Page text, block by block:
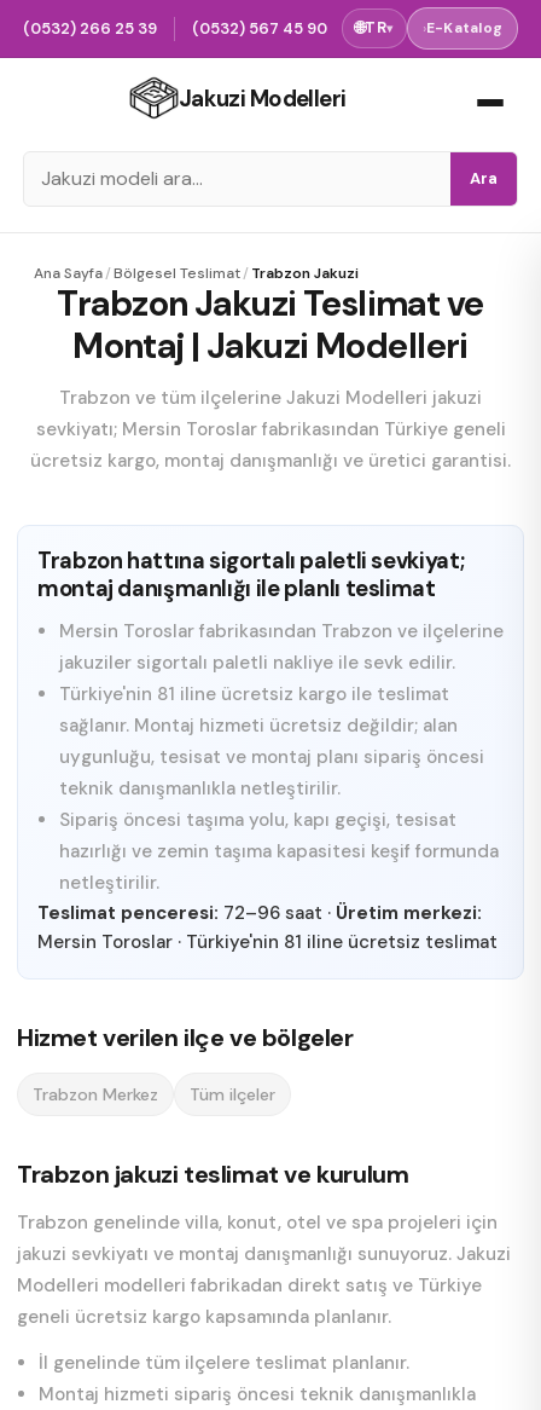
(0532) 266 25 39 (0532) 567 45 90 🌐TR▾ ›E-Katalog
Jakuzi Modelleri
Ara
Ana Sayfa/Bölgesel Teslimat/Trabzon Jakuzi
Trabzon Jakuzi Teslimat ve
Montaj | Jakuzi Modelleri
Trabzon ve tüm ilçelerine Jakuzi Modelleri jakuzi
sevkiyatı; Mersin Toroslar fabrikasından Türkiye geneli
ücretsiz kargo, montaj danışmanlığı ve üretici garantisi.
Trabzon hattına sigortalı paletli sevkiyat;
montaj danışmanlığı ile planlı teslimat
Mersin Toroslar fabrikasından Trabzon ve ilçelerine
jakuziler sigortalı paletli nakliye ile sevk edilir.
Türkiye'nin 81 iline ücretsiz kargo ile teslimat
sağlanır. Montaj hizmeti ücretsiz değildir; alan
uygunluğu, tesisat ve montaj planı sipariş öncesi
teknik danışmanlıkla netleştirilir.
Sipariş öncesi taşıma yolu, kapı geçişi, tesisat
hazırlığı ve zemin taşıma kapasitesi keşif formunda
netleştirilir.
Teslimat penceresi: 72–96 saat · Üretim merkezi:
Mersin Toroslar · Türkiye'nin 81 iline ücretsiz teslimat
Hizmet verilen ilçe ve bölgeler
Trabzon Merkez Tüm ilçeler
Trabzon jakuzi teslimat ve kurulum
Trabzon genelinde villa, konut, otel ve spa projeleri için
jakuzi sevkiyatı ve montaj danışmanlığı sunuyoruz. Jakuzi
Modelleri modelleri fabrikadan direkt satış ve Türkiye
geneli ücretsiz kargo kapsamında planlanır.
İl genelinde tüm ilçelere teslimat planlanır.
Montaj hizmeti sipariş öncesi teknik danışmanlıkla